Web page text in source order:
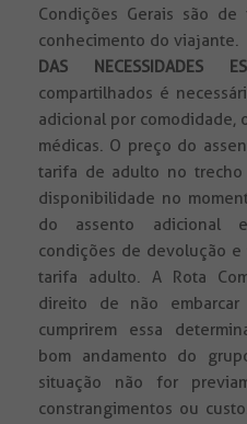
Condições Gerais são
conhecimento do viajante.
DAS NECESSIDADES
compartilhados é
adicional por comodidade,
médicas. O preço do
tarifa de adulto no trecho
disponibilidade no
do assento adicional
condições de devolução e
tarifa adulto. A Rota
direito de não
cumprirem essa
bom andamento do
situação não for
constrangimentos ou